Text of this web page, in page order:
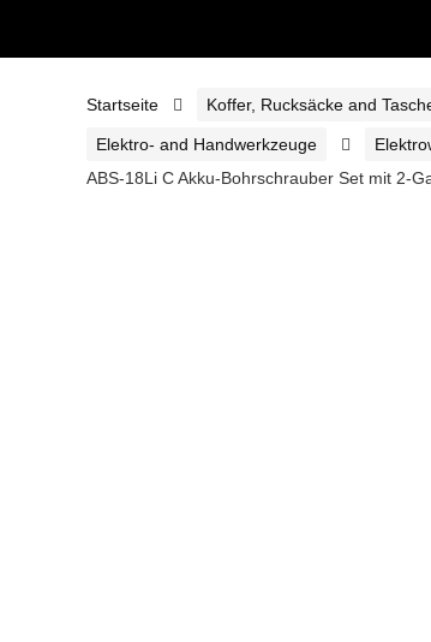
Startseite Koffer, Rucksäcke and
Elektro- and Handwerkzeuge
ABS-18Li C Akku-Bohrschrauber Set mit 2-